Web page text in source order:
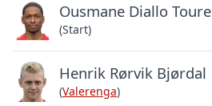
Ousmane Diallo Toure
(Start)
Henrik Rørvik Bjørdal
(Valerenga)